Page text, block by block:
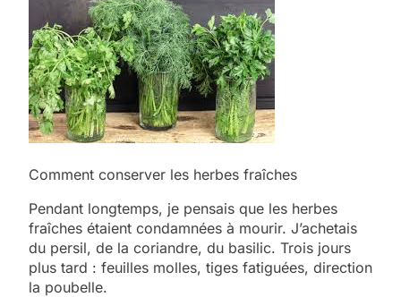
Comment conserver les herbes fraîches
Pendant longtemps, je pensais que les herbes
fraîches étaient condamnées à mourir. J’achetais
du persil, de la coriandre, du basilic. Trois jours
plus tard : feuilles molles, tiges fatiguées, direction
la poubelle.